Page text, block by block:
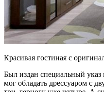
Красивая гостиная с
Был издан специальный указ
мог обладать дрессуаром с